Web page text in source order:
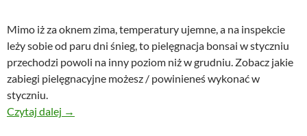
Mimo iż za oknem zima, temperatury ujemne, a na inspekcie
leży sobie od paru dni śnieg, to pielęgnacja bonsai w styczniu
przechodzi powoli na inny poziom niż w grudniu. Zobacz jakie
zabiegi pielęgnacyjne możesz / powinieneś wykonać w
styczniu.
Czytaj dalej Pielęgnacja bonsai w styczniu
→